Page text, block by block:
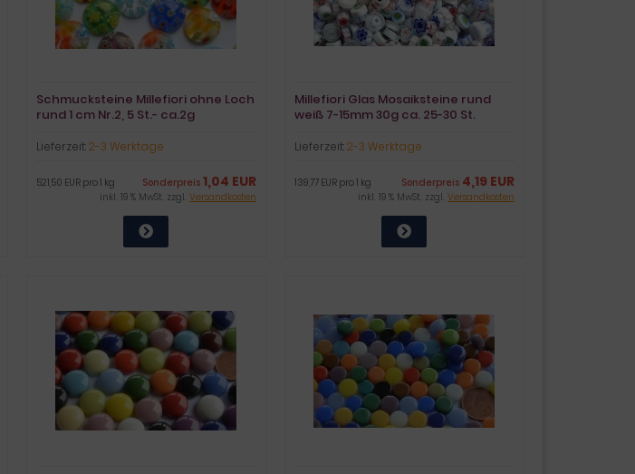
Schmucksteine Millefiori ohne Loch
rund 1 cm Nr.2, 5 St.- ca.2g
Lieferzeit:2-3 Werktage
Sonderpreis 1,04 EUR
521,50 EUR pro 1 kg
inkl. 19 % MwSt. zzgl. Versandkosten
Millefiori Glas Mosaiksteine rund
weiß 7-15mm 30g ca. 25-30 St.
Lieferzeit:2-3 Werktage
Sonderpreis 4,19 EUR
139,77 EUR pro 1 kg
inkl. 19 % MwSt. zzgl. Versandkosten